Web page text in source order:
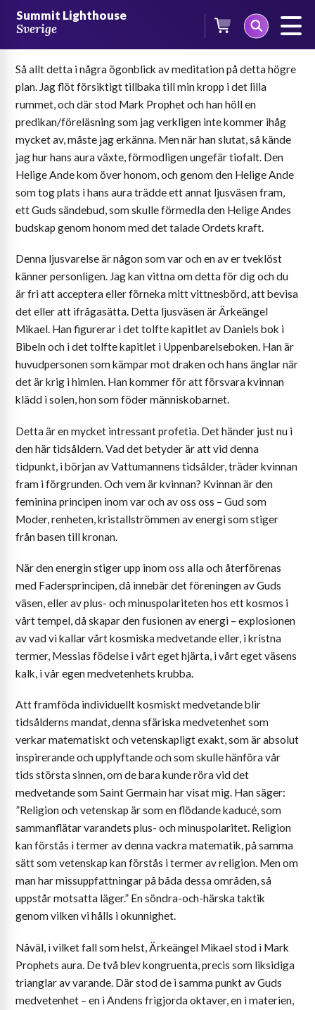
Summit Lighthouse
Sverige
Ärkeängel Mikaels kraft
Så allt detta i några ögonblick av meditation på detta högre
plan. Jag flöt försiktigt tillbaka till min kropp i det lilla
rummet, och där stod Mark Prophet och han höll en
predikan/föreläsning som jag verkligen inte kommer ihåg
mycket av, måste jag erkänna. Men när han slutat, så kände
jag hur hans aura växte, förmodligen ungefär tiofalt. Den
Helige Ande kom över honom, och genom den Helige Ande
som tog plats i hans aura trädde ett annat ljusväsen fram,
ett Guds sändebud, som skulle förmedla den Helige Andes
budskap genom honom med det talade Ordets kraft.
Denna ljusvarelse är någon som var och en av er tveklöst
känner personligen. Jag kan vittna om detta för dig och du
är fri att acceptera eller förneka mitt vittnesbörd, att bevisa
det eller att ifrågasätta. Detta ljusväsen är Ärkeängel
Mikael. Han figurerar i det tolfte kapitlet av Daniels bok i
Bibeln och i det tolfte kapitlet i Uppenbarelseboken. Han är
huvudpersonen som kämpar mot draken och hans änglar när
det är krig i himlen. Han kommer för att försvara kvinnan
klädd i solen, hon som föder människobarnet.
Detta är en mycket intressant profetia. Det händer just nu i
den här tidsåldern. Vad det betyder är att vid denna
tidpunkt, i början av Vattumannens tidsålder, träder kvinnan
fram i förgrunden. Och vem är kvinnan? Kvinnan är den
feminina principen inom var och av oss oss – Gud som
Moder, renheten, kristallströmmen av energi som stiger
från basen till kronan.
När den energin stiger upp inom oss alla och återförenas
med Fadersprincipen, då innebär det föreningen av Guds
väsen, eller av plus- och minuspolariteten hos ett kosmos i
vårt tempel, då skapar den fusionen av energi – explosionen
av vad vi kallar vårt kosmiska medvetande eller, i kristna
termer, Messias födelse i vårt eget hjärta, i vårt eget väsens
kalk, i vår egen medvetenhets krubba.
Att framföda individuellt kosmiskt medvetande blir
tidsålderns mandat, denna sfäriska medvetenhet som
verkar matematiskt och vetenskapligt exakt, som är absolut
inspirerande och upplyftande och som skulle hänföra vår
tids största sinnen, om de bara kunde röra vid det
medvetande som Saint Germain har visat mig. Han säger:
”Religion och vetenskap är som en flödande kaducé, som
sammanflätar varandets plus- och minuspolaritet. Religion
kan förstås i termer av denna vackra matematik, på samma
sätt som vetenskap kan förstås i termer av religion. Men om
man har missuppfattningar på båda dessa områden, så
uppstår motsatta läger.” En söndra-och-härska taktik
genom vilken vi hålls i okunnighet.
Nåväl, i vilket fall som helst, Ärkeängel Mikael stod i Mark
Prophets aura. De två blev kongruenta, precis som liksidiga
trianglar av varande. Där stod de i samma punkt av Guds
medvetenhet – en i Andens frigjorda oktaver, en i materien,